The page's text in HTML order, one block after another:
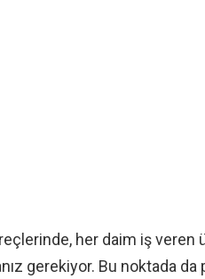
her daim iş veren
gerekiyor. Bu noktada